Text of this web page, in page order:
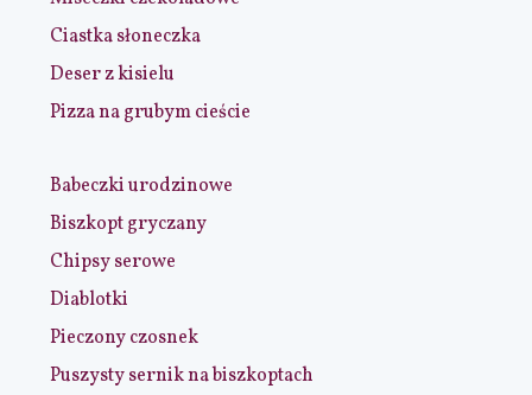
Ciastka słoneczka
Deser z kisielu
Pizza na grubym cieście
Babeczki urodzinowe
Biszkopt gryczany
Chipsy serowe
Diablotki
Pieczony czosnek
Puszysty sernik na biszkoptach